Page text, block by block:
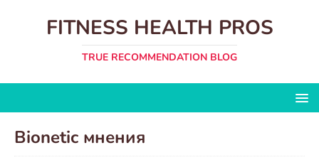
FITNESS HEALTH PROS
TRUE RECOMMENDATION BLOG
Bionetic мнения